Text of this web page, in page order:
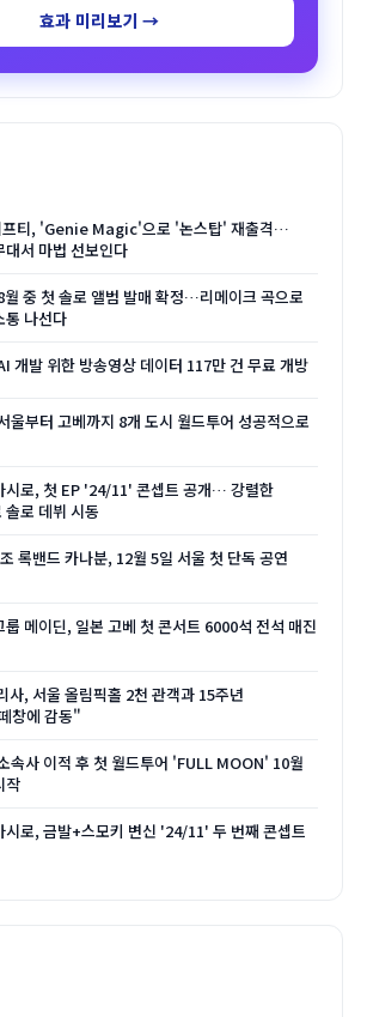
효과 미리보기 →
프티, 'Genie Magic'으로 '논스탑' 재출격…
대서 마법 선보인다
월 중 첫 솔로 앨범 발매 확정…리메이크 곡으로
통 나선다
개발 위한 방송영상 데이터 117만 건 무료 개방
울부터 고베까지 8개 도시 월드투어 성공적으로
시로, 첫 EP '24/11' 콘셉트 공개… 강렬한
솔로 데뷔 시동
록밴드 카나분, 12월 5일 서울 첫 단독 공연
룹 메이딘, 일본 고베 첫 콘서트 6000석 전석 매진
사, 서울 올림픽홀 2천 관객과 15주년
창에 감동"
속사 이적 후 첫 월드투어 'FULL MOON' 10월
작
시로, 금발+스모키 변신 '24/11' 두 번째 콘셉트